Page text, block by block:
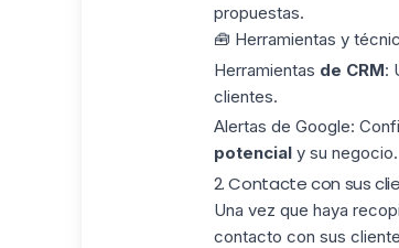
propuestas.
🧰 Herramientas y
Herramientas de CRM:
clientes.
Alertas de Google:
potencialy su negocio.
2. Contacte con sus
Una vez que haya
contacto con sus